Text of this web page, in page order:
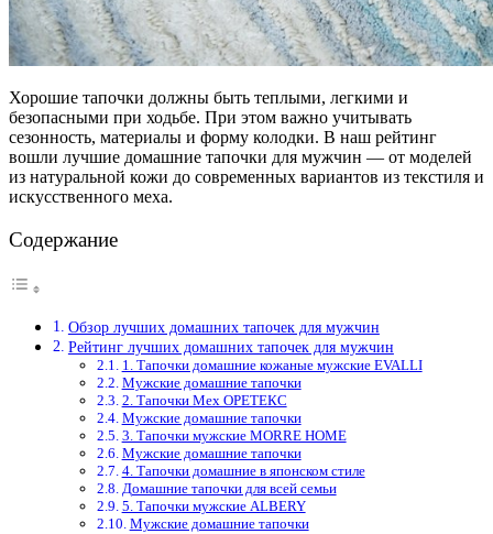
Хорошие тапочки должны быть теплыми, легкими и
безопасными при ходьбе. При этом важно учитывать
сезонность, материалы и форму колодки. В наш рейтинг
вошли лучшие домашние тапочки для мужчин — от моделей
из натуральной кожи до современных вариантов из текстиля и
искусственного меха.
Содержание
Обзор лучших домашних тапочек для мужчин
Рейтинг лучших домашних тапочек для мужчин
1. Тапочки домашние кожаные мужские EVALLI
Мужские домашние тапочки
2. Тапочки Мех ОРЕТЕКС
Мужские домашние тапочки
3. Тапочки мужские MORRE HOME
Мужские домашние тапочки
4. Тапочки домашние в японском стиле
Домашние тапочки для всей семьи
5. Тапочки мужские ALBERY
Мужские домашние тапочки